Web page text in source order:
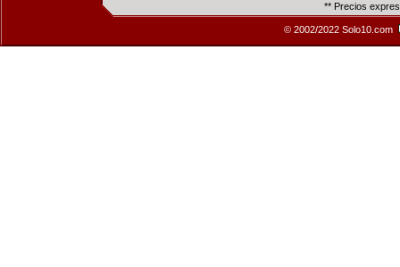
** Precios
© 2002/2022 Solo10.com